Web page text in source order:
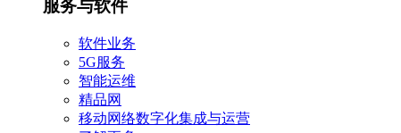
服务与软件
软件业务
5G服务
智能运维
精品网
移动网络数字化集成与运营